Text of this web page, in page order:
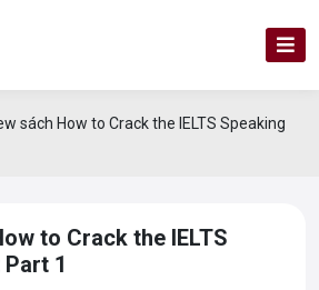
sách How to Crack the IELTS Speaking
to Crack the IELTS
1